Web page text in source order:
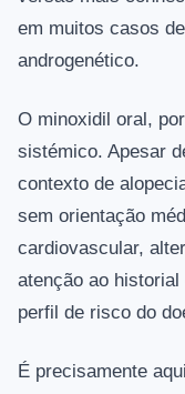
em muitos casos
androgenético.
O minoxidil oral,
sistémico. Apesar
contexto de
sem orientação
cardiovascular,
atenção ao
perfil de risco do
É precisamente